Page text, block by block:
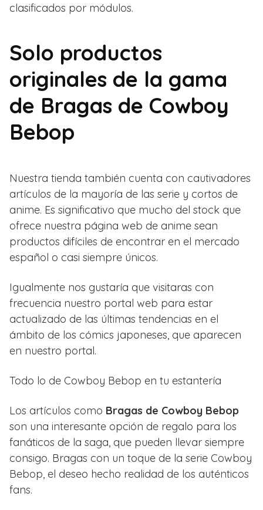
clasificados por módulos.
Solo productos
originales de la gama
de Bragas de Cowboy
Bebop
Nuestra tienda también cuenta con cautivadores
artículos de la mayoría de las serie y cortos de
anime. Es significativo que mucho del stock que
ofrece nuestra página web de anime sean
productos difíciles de encontrar en el mercado
español o casi siempre únicos.
Igualmente nos gustaría que visitaras con
frecuencia nuestro portal web para estar
actualizado de las últimas tendencias en el
ámbito de los cómics japoneses, que aparecen
en nuestro portal.
Todo lo de Cowboy Bebop en tu estantería
Los artículos como Bragas de Cowboy Bebop
son una interesante opción de regalo para los
fanáticos de la saga, que pueden llevar siempre
consigo. Bragas con un toque de la serie Cowboy
Bebop, el deseo hecho realidad de los auténticos
fans.